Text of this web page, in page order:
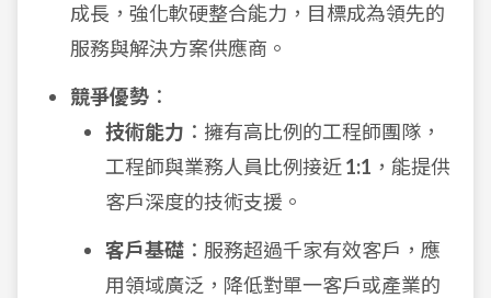
成長，強化軟硬整合能力，目標成為領先的
服務與解決方案供應商。
競爭優勢 ：
技術能力 ：擁有高比例的工程師團隊，
工程師與業務人員比例接近1:1 ，能提供
客戶深度的技術支援。
客戶基礎 ：服務超過千家有效客戶，應
用領域廣泛，降低對單一客戶或產業的